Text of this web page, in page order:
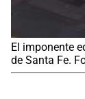
El imponente
de Santa Fe.